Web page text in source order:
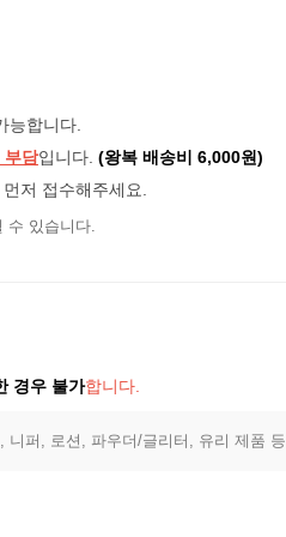
능합니다.
부담입니다. (왕복 배송비 6,000원)
저 접수해주세요.
수 있습니다.
경우 불가합니다.
퍼, 로션, 파우더/글리터, 유리 제품 등